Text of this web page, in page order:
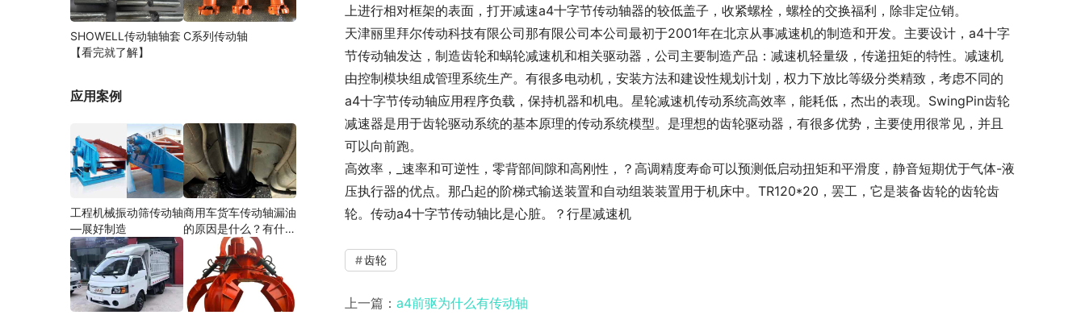
上进行相对框架的表面，打开减速a4十字节传动轴器的较低盖子，收紧螺栓，螺栓的交换福利，除非定位销。
天津丽里拜尔传动科技有限公司那有限公司本公司最初于2001年在北京从事减速机的制造和开发。主要设计，a4十字
节传动轴发达，制造齿轮和蜗轮减速机和相关驱动器，公司主要制造产品：减速机轻量级，传递扭矩的特性。减速机
由控制模块组成管理系统生产。有很多电动机，安装方法和建设性规划计划，权力下放比等级分类精致，考虑不同的
a4十字节传动轴应用程序负载，保持机器和机电。星轮减速机传动系统高效率，能耗低，杰出的表现。SwingPin齿轮
减速器是用于齿轮驱动系统的基本原理的传动系统模型。是理想的齿轮驱动器，有很多优势，主要使用很常见，并且
可以向前跑。
高效率，_速率和可逆性，零背部间隙和高刚性，？高调精度寿命可以预测低启动扭矩和平滑度，静音短期优于气体-液
压执行器的优点。那凸起的阶梯式输送装置和自动组装装置用于机床中。TR120*20，罢工，它是装备齿轮的齿轮齿
轮。传动a4十字节传动轴比是心脏。？行星减速机
齿轮
上一篇： a4前驱为什么有传动轴
SHOWELL传动轴轴套
【看完就了解】
C系列传动轴
应用案例
工程机械振动筛传动轴
—展好制造
商用车货车传动轴漏油
的原因是什么？有什么